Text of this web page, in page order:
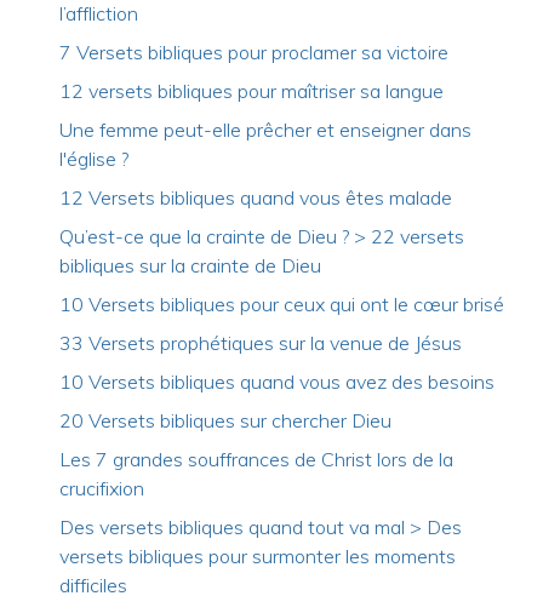
l’affliction
7 Versets bibliques pour proclamer sa victoire
12 versets bibliques pour maîtriser sa langue
Une femme peut-elle prêcher et enseigner dans
l'église ?
12 Versets bibliques quand vous êtes malade
Qu’est-ce que la crainte de Dieu ? > 22 versets
bibliques sur la crainte de Dieu
10 Versets bibliques pour ceux qui ont le cœur brisé
33 Versets prophétiques sur la venue de Jésus
10 Versets bibliques quand vous avez des besoins
20 Versets bibliques sur chercher Dieu
Les 7 grandes souffrances de Christ lors de la
crucifixion
Des versets bibliques quand tout va mal > Des
versets bibliques pour surmonter les moments
difficiles